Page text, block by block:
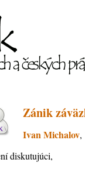
Zánik
Ivan Michalov,
diskutujúci,